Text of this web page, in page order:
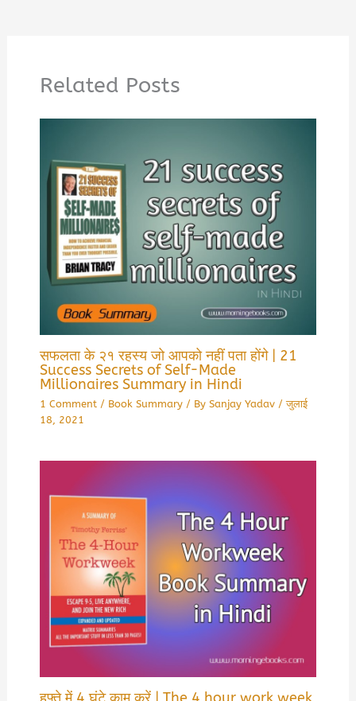
Related Posts
सफलता के २१ रहस्य जो आपको नहीं पता होंगे | 21
Success Secrets of Self-Made
Millionaires Summary in Hindi
1 Comment / Book Summary/ By Sanjay Yadav /जुलाई
18, 2021